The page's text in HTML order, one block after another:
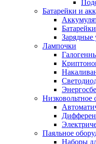
Батарейки и
Батарейки
Зарядные
Лампочки
Низковольтное
Паяльное
Наборы